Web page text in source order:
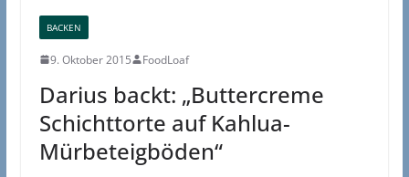
BACKEN
9. Oktober 2015 FoodLoaf
Darius backt: „Buttercreme
Schichttorte auf Kahlua-
Mürbeteigböden“